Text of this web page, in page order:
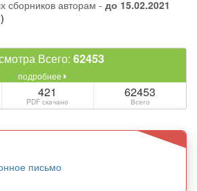
сборников авторам - до 15.02.2021
Всего: 62453
подробнее
421
PDF скачано
62453
Всего
письмо